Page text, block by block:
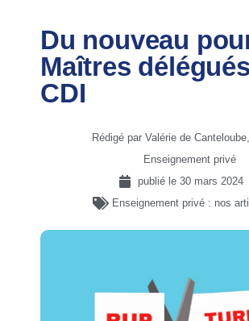
Du nouveau
Maîtres
CDI
Rédigé par Valérie de
Enseignement privé
publié le 30 mars 2024
Enseignement privé : nos